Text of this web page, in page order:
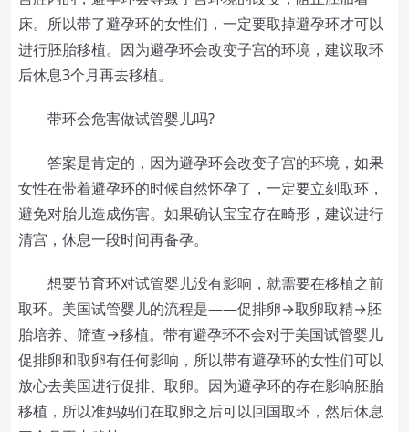
床。所以带了避孕环的女性们，一定要取掉避孕环才可以
进行胚胎移植。因为避孕环会改变子宫的环境，建议取环
后休息3个月再去移植。
带环会危害做试管婴儿吗?
答案是肯定的，因为避孕环会改变子宫的环境，如果
女性在带着避孕环的时候自然怀孕了，一定要立刻取环，
避免对胎儿造成伤害。如果确认宝宝存在畸形，建议进行
清宫，休息一段时间再备孕。
想要节育环对试管婴儿没有影响，就需要在移植之前
取环。美国试管婴儿的流程是——促排卵→取卵取精→胚
胎培养、筛查→移植。带有避孕环不会对于美国试管婴儿
促排卵和取卵有任何影响，所以带有避孕环的女性们可以
放心去美国进行促排、取卵。因为避孕环的存在影响胚胎
移植，所以准妈妈们在取卵之后可以回国取环，然后休息